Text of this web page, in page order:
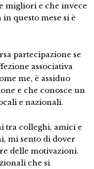
migliori e che invece
questo mese si è
partecipazione se
associativa
me, è assiduo
e che conosce un
e nazionali.
tra colleghi, amici e
mi sento di dover
delle motivazioni.
che si